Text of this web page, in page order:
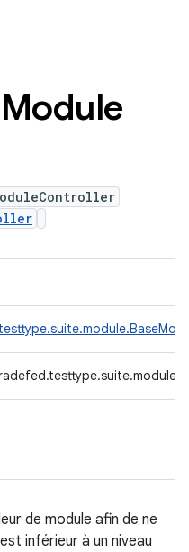
Module
de module afin de ne
inférieur à un niveau